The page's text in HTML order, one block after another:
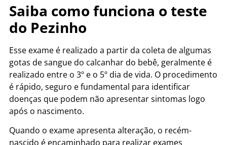
Saiba como funciona o teste
do Pezinho
Esse exame é realizado a partir da coleta de algumas
gotas de sangue do calcanhar do bebê, geralmente é
realizado entre o 3º e o 5º dia de vida. O procedimento
é rápido, seguro e fundamental para identificar
doenças que podem não apresentar sintomas logo
após o nascimento.
Quando o exame apresenta alteração, o recém-
nascido é encaminhado para realizar exames